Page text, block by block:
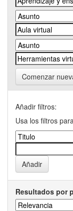
Comenzar
Añadir filtros:
Usa los filtros
Resultados por